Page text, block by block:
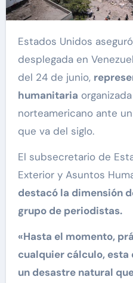
Estados Unidos aseguró, que la operación
desplegada en
del 24 de junio,
humanitaria
norteamericano ante
que va del siglo.
El subsecretario de
Exterior y Asuntos
destacó la dimensión
grupo de periodistas.
«Hasta el momento,
cualquier cálculo, esta
un desastre natural